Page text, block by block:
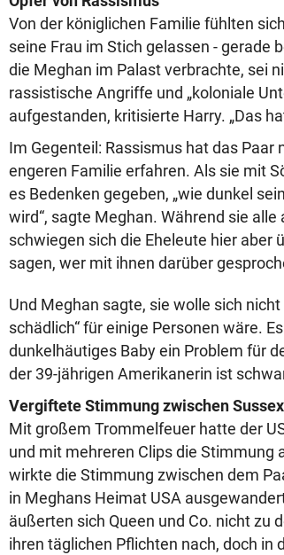
Von der königlichen Familie fühlten
seine Frau im Stich gelassen - gerade
die Meghan im Palast verbrachte, sei
rassistische Angriffe und „koloniale
aufgestanden, kritisierte Harry. „Das
Im Gegenteil: Rassismus hat das Paar
engeren Familie erfahren. Als sie mit
es Bedenken gegeben, „wie dunkel
wird“, sagte Meghan. Während sie
schwiegen sich die Eheleute hier aber
sagen, wer mit ihnen darüber
Und Meghan sagte, sie wolle sich
schädlich“ für einige Personen wäre.
dunkelhäutiges Baby ein Problem für
der 39-jährigen Amerikanerin ist
Vergiftete Stimmung zwischen
Mit großem Trommelfeuer hatte der
und mit mehreren Clips die Stimmung
wirkte die Stimmung zwischen dem
in Meghans Heimat USA
äußerten sich Queen und Co. nicht zu
ihren täglichen Pflichten nach, doch